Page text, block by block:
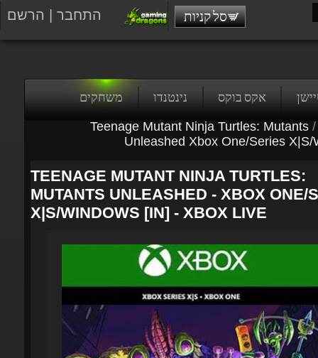
התחבר הרשם סל קניות
אקס בוקס נינטנדו משחקים
/
Teenage Mutant Ninja Turtles: Mutants
Unleashed Xbox One/Series X|S/
TEENAGE MUTANT NINJA TURTLES:
MUTANTS UNLEASHED - XBOX ONE/
X|S/WINDOWS [IN] - XBOX LIVE